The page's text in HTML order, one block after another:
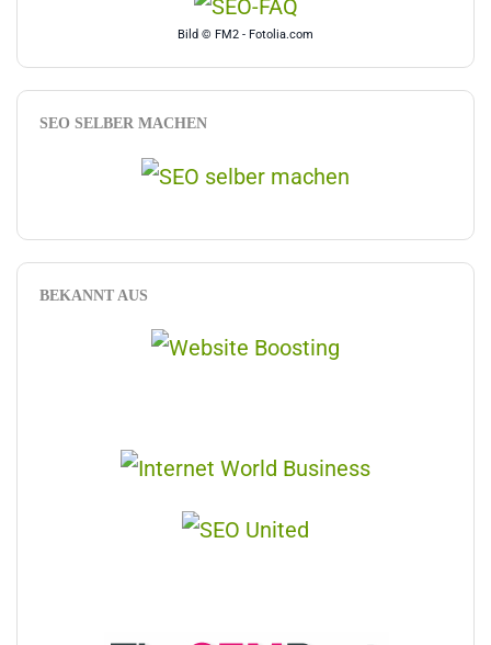
Bild © FM2 - Fotolia.com
SEO SELBER MACHEN
BEKANNT AUS